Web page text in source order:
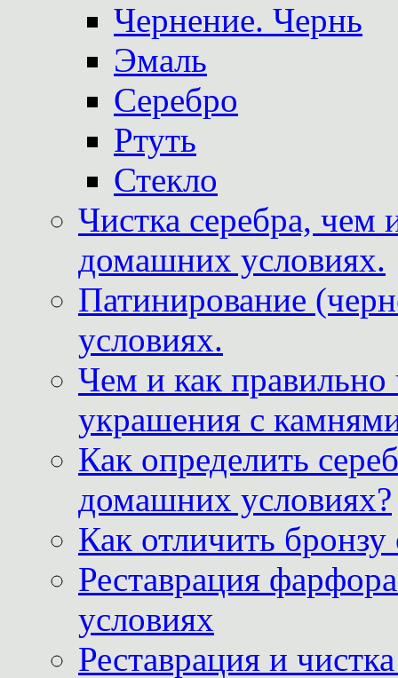
Чернение. Чернь
Эмаль
Серебро
Ртуть
Стекло
Чистка серебра, чем
домашних условиях.
Патинирование
условиях.
Чем и как
украшения с
Как определить
домашних условиях?
Как отличить
Реставрация
условиях
Реставрация и